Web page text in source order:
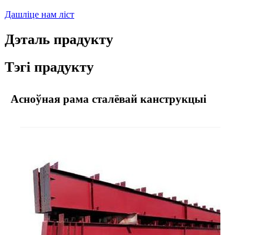
Дашліце нам ліст
Дэталь прадукту
Тэгі прадукту
Асноўная рама сталёвай канструкцыі